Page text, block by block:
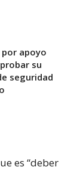
apoyo
su
seguridad
es “deber